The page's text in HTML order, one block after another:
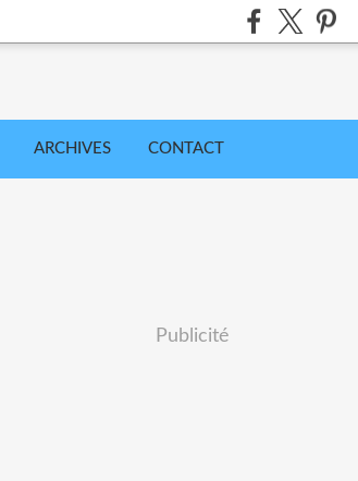
ARCHIVES CONTACT
Publicité